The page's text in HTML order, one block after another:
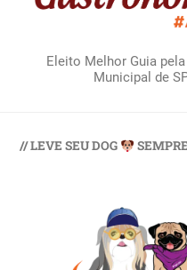
Eleito Melhor Guia
Municipal de
// LEVE SEU DOG